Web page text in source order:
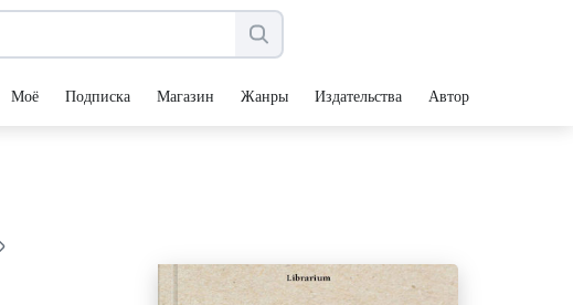
Моё Подписка Магазин Жанры Издательства Авторы